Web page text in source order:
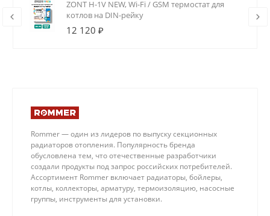
ZONT H-1V NEW, Wi-Fi / GSM термостат для
котлов на DIN-рейку
12 120 ₽
Rommer — один из лидеров по выпуску секционных
радиаторов отопления. Популярность бренда
обусловлена тем, что отечественные разработчики
создали продукты под запрос российских потребителей.
Ассортимент Rommer включает радиаторы, бойлеры,
котлы, коллекторы, арматуру, термоизоляцию, насосные
группы, инструменты для установки.